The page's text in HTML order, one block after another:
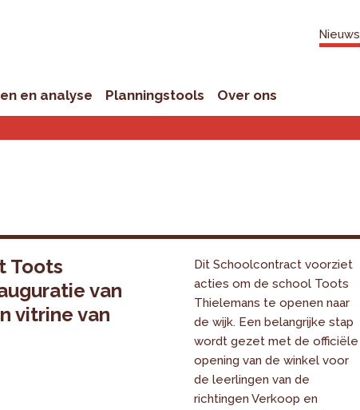
Nieuws
en analyse Planningstools Over ons
Toots
van
vitrine van
Dit Schoolcontract voorziet
acties om de school Toots
Thielemans te openen naar
de wijk. Een belangrijke stap
wordt gezet met de officiële
opening van de winkel voor
de leerlingen van de
richtingen Verkoop en